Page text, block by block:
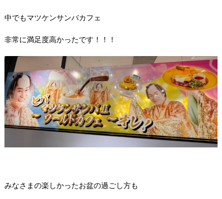
中でもマツケンサンバカフェ
非常に満足度高かったです！！！
みなさまの楽しかったお盆の過ごし方も